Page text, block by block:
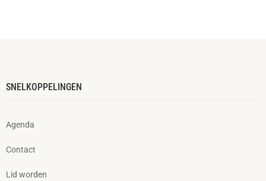
SNELKOPPELINGEN
Agenda
Contact
Lid worden